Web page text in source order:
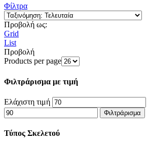
Φίλτρα
Προβολή ως:
Grid
List
Προβολή
Products per page
Φιλτράρισμα με τιμή
Ελάχιστη τιμή
Φιλτράρισμα
Τύπος Σκελετού